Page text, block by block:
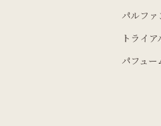
パルファ
トライ
パフュー